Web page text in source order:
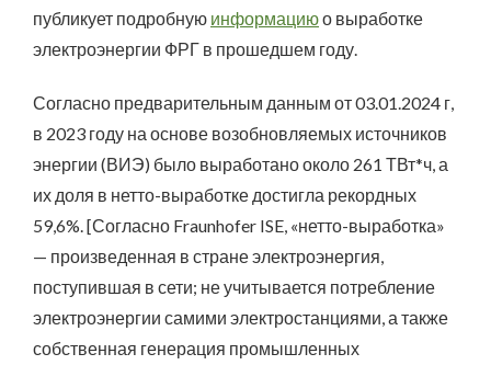
публикует подробную информациюо выработке
электроэнергии ФРГ в прошедшем году.
Согласно предварительным данным от 03.01.2024 г,
в 2023 году на основе возобновляемых источников
энергии (ВИЭ) было выработано около 261 ТВт*ч, а
их доля в нетто-выработке достигла рекордных
59,6%. [Согласно Fraunhofer ISE, «нетто-выработка»
— произведенная в стране электроэнергия,
поступившая в сети; не учитывается потребление
электроэнергии самими электростанциями, а также
собственная генерация промышленных